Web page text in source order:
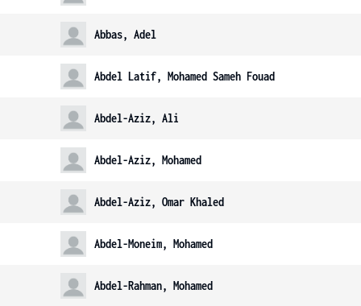
Abbas, Adel
Abdel Latif, Mohamed Sameh Fouad
Abdel-Aziz, Ali
Abdel-Aziz, Mohamed
Abdel-Aziz, Omar Khaled
Abdel-Moneim, Mohamed
Abdel-Rahman, Mohamed